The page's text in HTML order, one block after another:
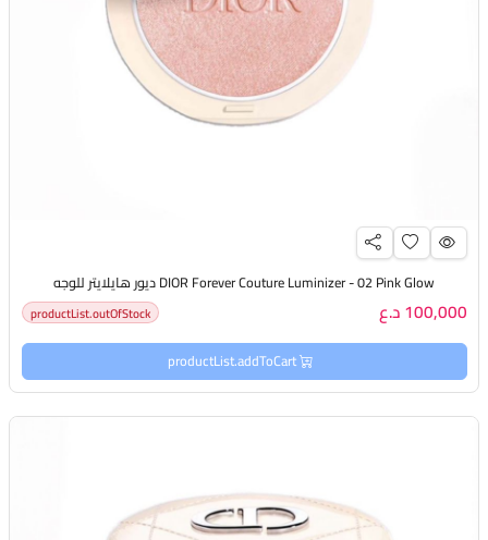
DIOR Forever Couture Luminizer - 02 Pink Glow ديور هايلايتر للوجه
100,000 د.ع productList.outOfStock
productList.addToCart